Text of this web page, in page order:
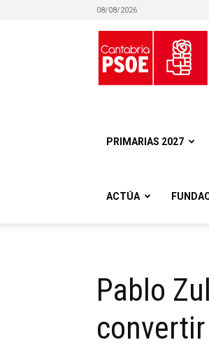
08/08/2026
PRIMARIAS 2027
ACTÚA
Pablo